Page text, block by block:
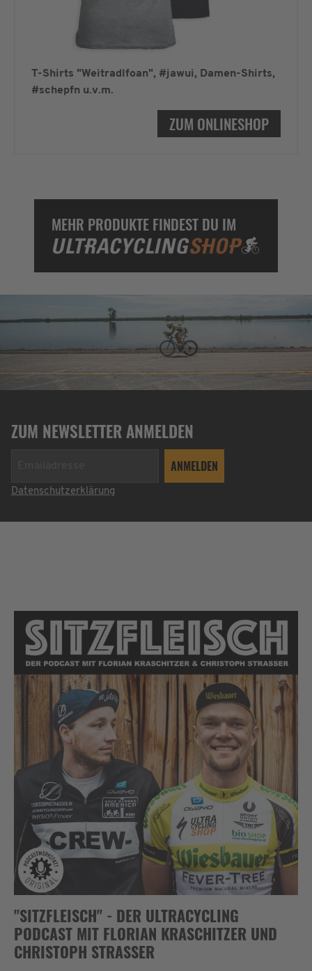
T-Shirts "Weitradlfoan", #jawui, Damen-Shirts,
#schepfn u.v.m.
ZUM ONLINESHOP
MEHR PRODUKTE FINDEST DU IM
ZUM NEWSLETTER ANMELDEN
Datenschutzerklärung
"SITZFLEISCH" - DER ULTRACYCLING
PODCAST MIT FLORIAN KRASCHITZER UND
CHRISTOPH STRASSER